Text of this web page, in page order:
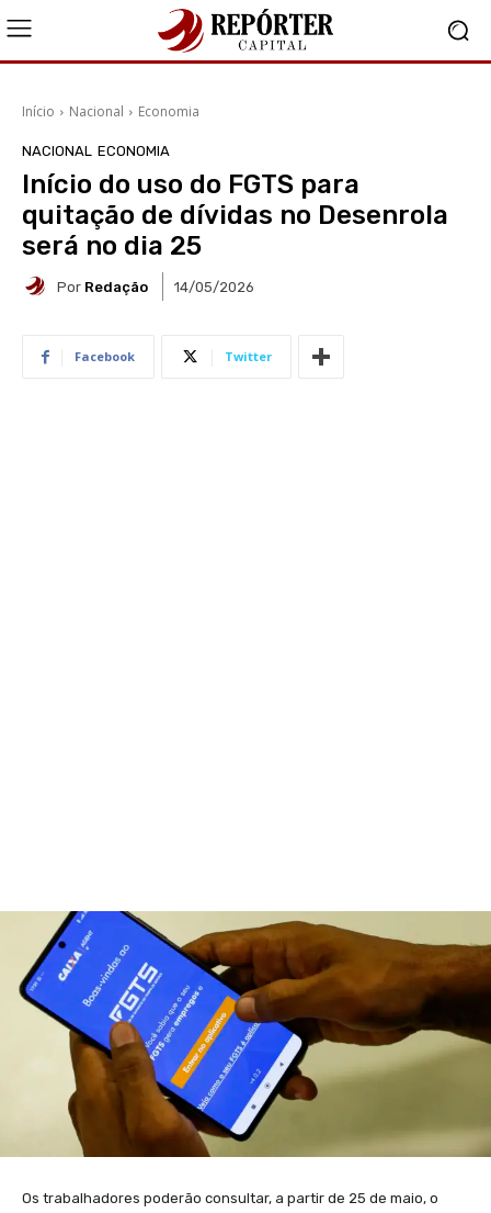
Início Nacional Economia
NACIONAL ECONOMIA
Início do uso do FGTS para
quitação de dívidas no Desenrola
será no dia 25
Por Redação 14/05/2026
Facebook Twitter
Os trabalhadores poderão consultar, a partir de 25 de maio, o